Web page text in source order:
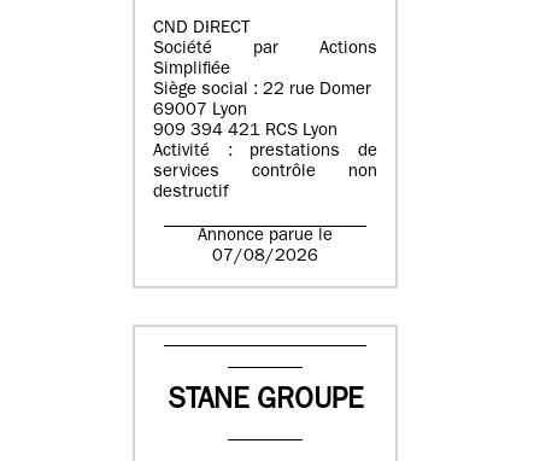
CND DIRECT
Société par Actions
Simplifiée
Siège social : 22 rue Domer
69007 Lyon
909 394 421 RCS Lyon
Activité : prestations de
services contrôle non
destructif
Annonce parue le
07/08/2026
STANE GROUPE